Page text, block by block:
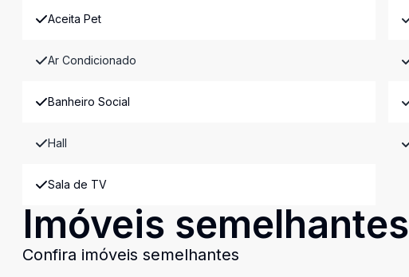
Aceita Pet
Ar Condicionado
Banheiro Social
Hall
Sala de TV
Imóveis semelhantes
Confira imóveis semelhantes